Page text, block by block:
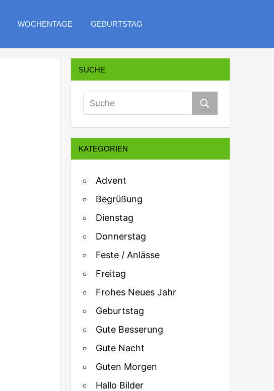
WOCHENTAGE GEBURTSTAG
SUCHE
KATEGORIEN
Advent
Begrüßung
Dienstag
Donnerstag
Feste / Anlässe
Freitag
Frohes Neues Jahr
Geburtstag
Gute Besserung
Gute Nacht
Guten Morgen
Hallo Bilder